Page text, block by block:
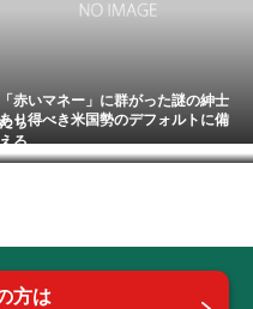
「赤いマネー」に群がった謎の紳士
たち
あり得べき米国勢のデフォルトに備
える
方は